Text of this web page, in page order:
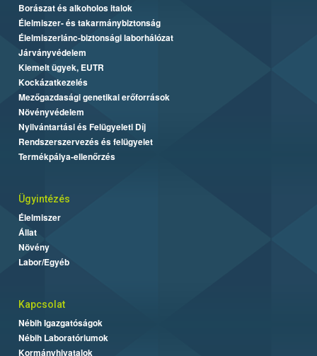
Borászat és alkoholos italok
Élelmiszer- és takarmánybiztonság
Élelmiszerlánc-biztonsági laborhálózat
Járványvédelem
Kiemelt ügyek, EUTR
Kockázatkezelés
Mezőgazdasági genetikai erőforrások
Növényvédelem
Nyilvántartási és Felügyeleti Díj
Rendszerszervezés és felügyelet
Termékpálya-ellenőrzés
Ügyintézés
Élelmiszer
Állat
Növény
Labor/Egyéb
Kapcsolat
Nébih Igazgatóságok
Nébih Laboratóriumok
Kormányhivatalok